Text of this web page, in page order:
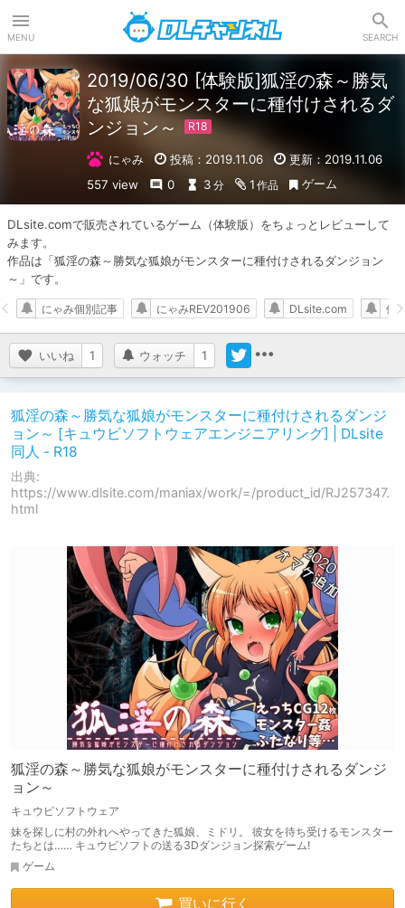
MENU SEARCH
2019/06/30 [体験版]狐淫の森～勝気
な狐娘がモンスターに種付けされるダ
ンジョン～
にゃみ 投稿：2019.11.06
更新：2019.11.06
557 view
0 3 分 1 作品 ゲーム
DLsite.comで販売されているゲーム（体験版）をちょっとレビューして
みます。
作品は「狐淫の森～勝気な狐娘がモンスターに種付けされるダンジョン
～」です。
いいね 1 ウォッチ 1
にゃみ個別記事 にゃみREV201906 DLsite.com 体
狐淫の森～勝気な狐娘がモンスターに種付けされるダンジ
ョン～ [キュウビソフトウェアエンジニアリング] | DLsite
同人 - R18
出典:
https://www.dlsite.com/maniax/work/=/product_id/RJ257347.
html
狐淫の森～勝気な狐娘がモンスターに種付けされるダンジ
ョン～
キュウビソフトウェア
妹を探しに村の外れへやってきた狐娘、ミドリ。 彼女を待ち受けるモンスター
たちとは…… キュウビソフトの送る3Dダンジョン探索ゲーム!
ゲーム
買いに行く